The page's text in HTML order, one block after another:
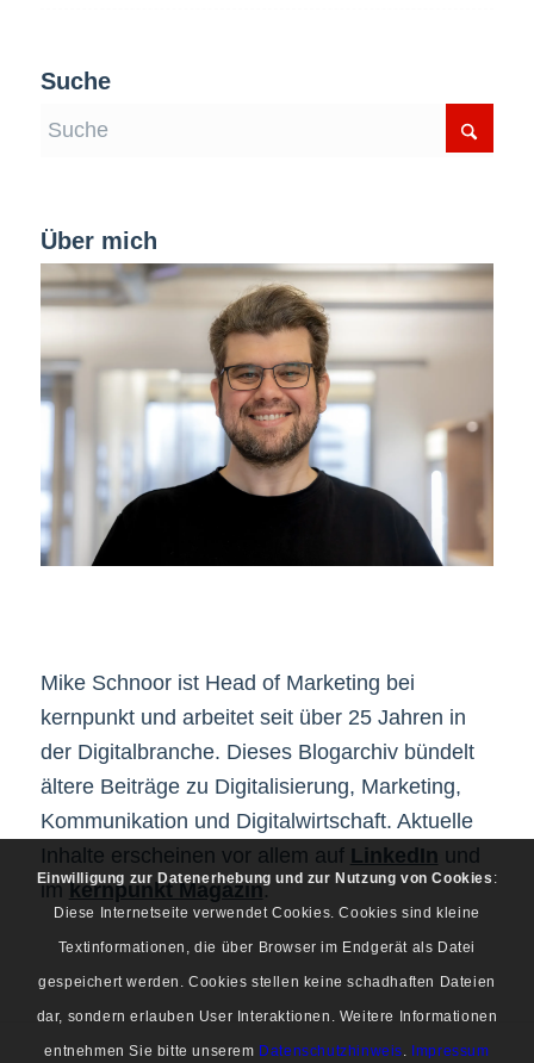
Suche
Über mich
Mike Schnoor ist Head of Marketing bei
kernpunkt und arbeitet seit über 25 Jahren in
der Digitalbranche. Dieses Blogarchiv bündelt
ältere Beiträge zu Digitalisierung, Marketing,
Kommunikation und Digitalwirtschaft. Aktuelle
Inhalte erscheinen vor allem auf LinkedIn und
imkernpunkt Magazin.
Einwilligung zur Datenerhebung und zur Nutzung von Cookies :
Diese Internetseite verwendet Cookies. Cookies sind kleine
Textinformationen, die über Browser im Endgerät als Datei
gespeichert werden. Cookies stellen keine schadhaften Dateien
dar, sondern erlauben User Interaktionen. Weitere Informationen
entnehmen Sie bitte unserem Datenschutzhinweis. Impressum